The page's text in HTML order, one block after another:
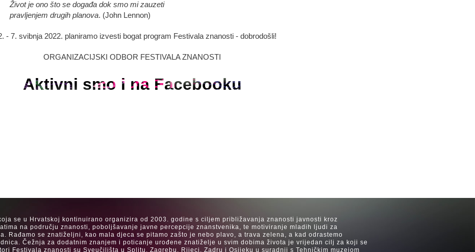
Život je ono što se događa dok smo mi zauzeti
pravljenjem drugih planova. (John Lennon)
- 7. svibnja 2022. planiramo izvesti bogat program Festivala znanosti - dobrodošli!
ORGANIZACIJSKI ODBOR FESTIVALA ZNANOSTI
Aktivni smo i na Facebooku
se u Hrvatskoj kontinuirano organizira od 2003. godine s ciljem približavanja znanosti javnosti kroz
na području znanosti, poboljšavanje javne percepcije znanstvenika, te motiviranje mladih ljudi za
Rađamo se znatiželjni, kao mala djeca se pitamo zašto je nebo plavo, a trava zelena, a kad odrastemo
Čežnja za dodatnim znanjem i poticanje urođene znatiželje u svim dobima života je vrijedan cilj za koji se
Festivala znanosti su Sveučilišta u Splitu, Zagrebu, Rijeci, Zadru i Osijeku u suradnji s Tehničkim muzejom